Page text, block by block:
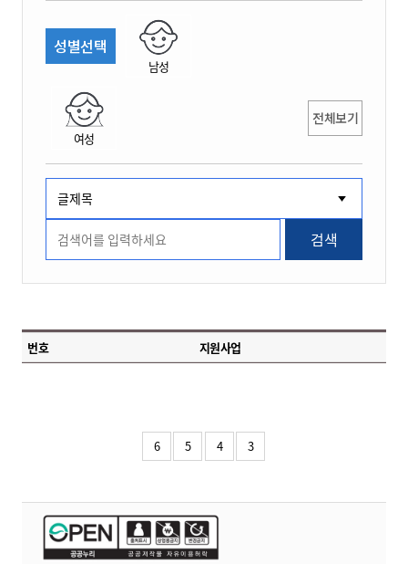
성별선택
남성
여성
전체보기
검색
번호 지원사업
6 5 4 3